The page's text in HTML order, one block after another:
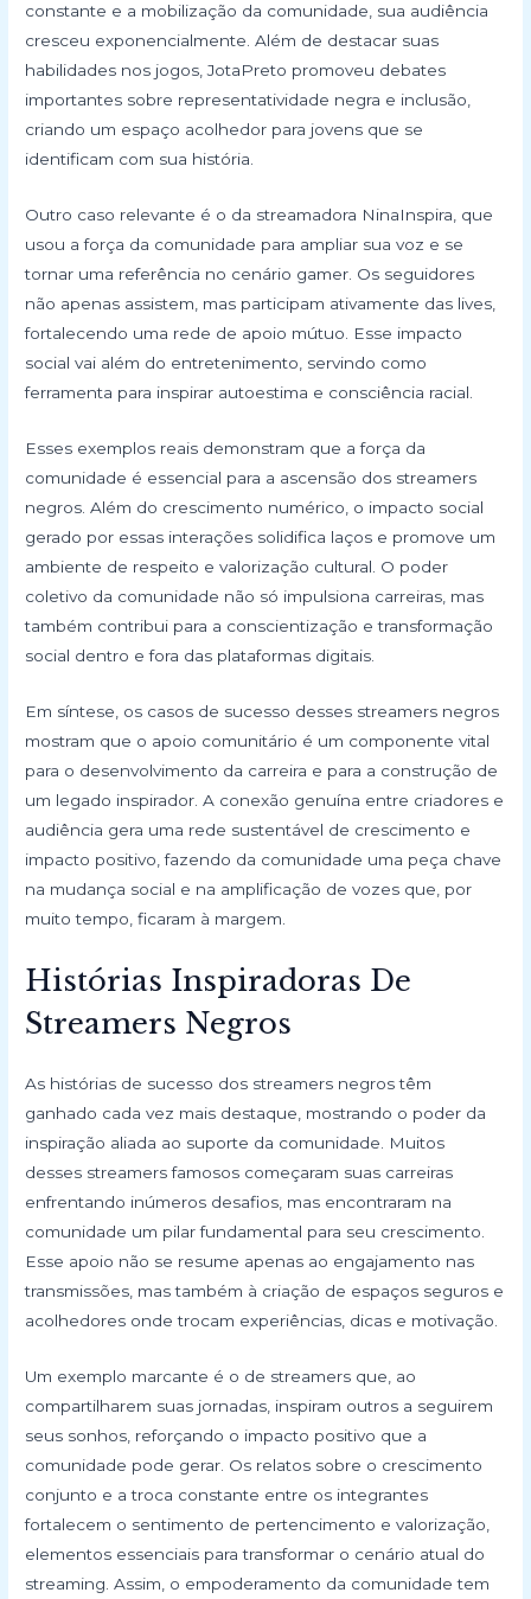
constante e a mobilização da comunidade, sua audiência
cresceu exponencialmente. Além de destacar suas
habilidades nos jogos, JotaPreto promoveu debates
importantes sobre representatividade negra e inclusão,
criando um espaço acolhedor para jovens que se
identificam com sua história.
Outro caso relevante é o da streamadora NinaInspira, que
usou a força da comunidade para ampliar sua voz e se
tornar uma referência no cenário gamer. Os seguidores
não apenas assistem, mas participam ativamente das lives,
fortalecendo uma rede de apoio mútuo. Esse impacto
social vai além do entretenimento, servindo como
ferramenta para inspirar autoestima e consciência racial.
Esses exemplos reais demonstram que a força da
comunidade é essencial para a ascensão dos streamers
negros. Além do crescimento numérico, o impacto social
gerado por essas interações solidifica laços e promove um
ambiente de respeito e valorização cultural. O poder
coletivo da comunidade não só impulsiona carreiras, mas
também contribui para a conscientização e transformação
social dentro e fora das plataformas digitais.
Em síntese, os casos de sucesso desses streamers negros
mostram que o apoio comunitário é um componente vital
para o desenvolvimento da carreira e para a construção de
um legado inspirador. A conexão genuína entre criadores e
audiência gera uma rede sustentável de crescimento e
impacto positivo, fazendo da comunidade uma peça chave
na mudança social e na amplificação de vozes que, por
muito tempo, ficaram à margem.
Histórias Inspiradoras De
Streamers Negros
As histórias de sucesso dos streamers negros têm
ganhado cada vez mais destaque, mostrando o poder da
inspiração aliada ao suporte da comunidade. Muitos
desses streamers famosos começaram suas carreiras
enfrentando inúmeros desafios, mas encontraram na
comunidade um pilar fundamental para seu crescimento.
Esse apoio não se resume apenas ao engajamento nas
transmissões, mas também à criação de espaços seguros e
acolhedores onde trocam experiências, dicas e motivação.
Um exemplo marcante é o de streamers que, ao
compartilharem suas jornadas, inspiram outros a seguirem
seus sonhos, reforçando o impacto positivo que a
comunidade pode gerar. Os relatos sobre o crescimento
conjunto e a troca constante entre os integrantes
fortalecem o sentimento de pertencimento e valorização,
elementos essenciais para transformar o cenário atual do
streaming. Assim, o empoderamento da comunidade tem